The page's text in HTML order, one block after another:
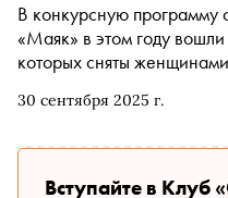
30 сентября 2025 г.
В конкурсную программу
«Маяк» в этом году
которых сняты
о каждой из картин.
Константина Бронзита
дорогу в рай, драма
Вступайте в Клуб